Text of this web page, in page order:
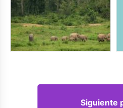
Siguiente